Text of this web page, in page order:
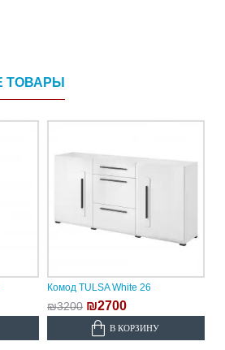
ТОВАРЫ
Комод TULSA White 26
₪3200 ₪2700
В КОРЗИНУ